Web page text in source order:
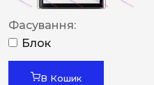
Фасування:
Блок
В Кошик